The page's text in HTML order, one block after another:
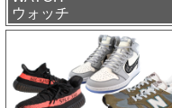
ウォッチ